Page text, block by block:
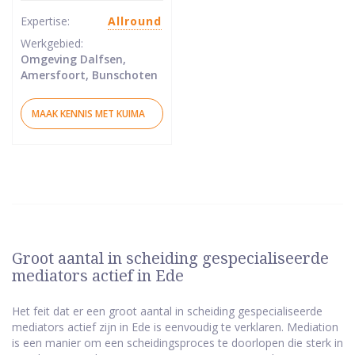
Expertise:
Allround
Werkgebied:
Omgeving Dalfsen,
Amersfoort, Bunschoten
MAAK KENNIS MET KUIMA
Groot aantal in scheiding gespecialiseerde
mediators actief in Ede
Het feit dat er een groot aantal in scheiding gespecialiseerde
mediators actief zijn in Ede is eenvoudig te verklaren. Mediation
is een manier om een scheidingsproces te doorlopen die sterk in